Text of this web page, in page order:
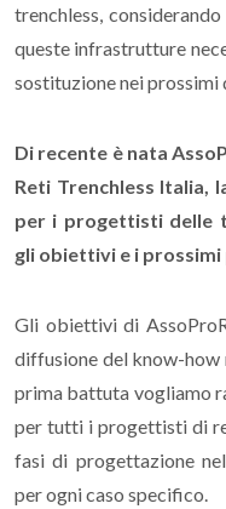
trenchless,
queste infrastrutture
sostituzione nei prossimi
Di recente è nata
Reti Trenchless Italia,
per i progettisti delle
gli obiettivi e i prossimi
Gli obiettivi di
diffusione del know-how
prima battuta vogliamo
per tutti i progettisti di
fasi di progettazione
per ogni caso specifico.